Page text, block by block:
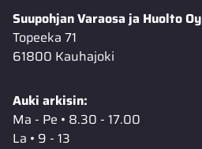
Suupohjan Varaosa ja Huolto Oy
Topeeka 71
61800 Kauhajoki
Auki arkisin:
Ma - Pe • 8.30 - 17.00
La • 9 - 13